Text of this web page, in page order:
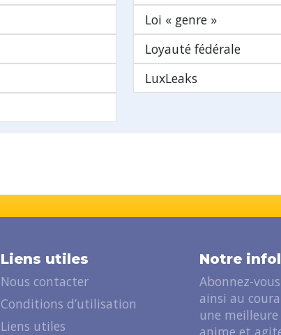
Loi « genre »
Loyauté fédérale
LuxLeaks
Liens utiles
Nous contacter
Conditions d’utilisation
Liens utiles
Notre
Abonnez-
ainsi au
une